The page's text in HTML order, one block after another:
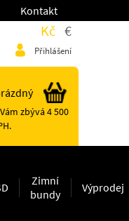
Kontakt
Kč €
Přihlášení
zbývá 4 500
Zimní
bundy
Výprodej